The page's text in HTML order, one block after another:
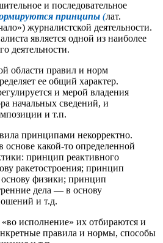
и последовательное
принципы (лат.
журналистской деятельности.
является одной из наиболее
деятельности.
области правил и норм
ее общий характер.
и мерой владения
начальных сведений, и
и т.п.
принципами некорректно.
какой-то определенной
принцип реактивного
ракетостроения; принцип
физики; принцип
дела — в основу
и т.д.
исполнение» их отбираются и
правила и нормы, способы